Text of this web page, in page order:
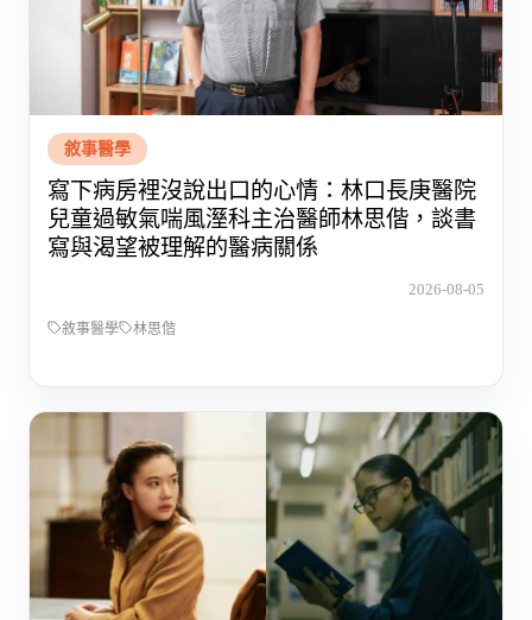
敘事醫學
寫下病房裡沒說出口的心情：林口長庚醫院
兒童過敏氣喘風溼科主治醫師林思偕，談書
寫與渴望被理解的醫病關係
2026-08-05
敘事醫學 林思偕